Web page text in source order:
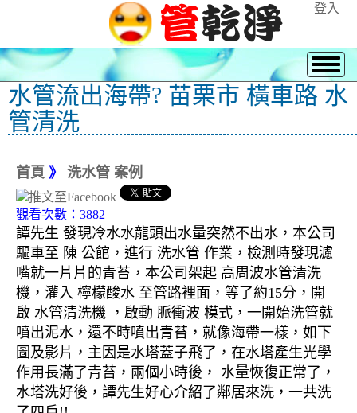
登入
水管流出海帶? 苗栗市 橫車路 水
管清洗
首頁 》 洗水管 案例
觀看次數：3882
譚先生 發現冷水水龍頭出水量突然不出水，本公司
驅車至 陳 公館，進行 洗水管 作業，檢測時發現濾
嘴就一片片的青苔，本公司架起 高周波水管清洗
機，灌入 檸檬酸水 至管路裡面，等了約15分，開
啟 水管清洗機 ，啟動 脈衝波 模式，一開始洗管就
噴出泥水，還不時噴出青苔，就像海帶一樣，如下
圖及影片，主因是水塔蓋子飛了，在水塔產生光學
作用長滿了青苔，兩個小時後， 水量恢復正常了，
水塔洗好後，譚先生好心介紹了鄰居來洗，一共洗